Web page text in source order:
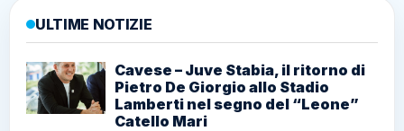
ULTIME NOTIZIE
Cavese – Juve Stabia, il ritorno di
Pietro De Giorgio allo Stadio
Lamberti nel segno del “Leone”
Catello Mari